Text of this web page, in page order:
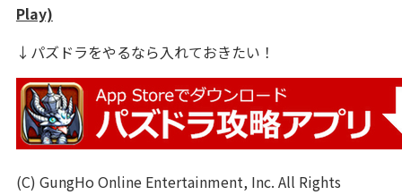
Play)
↓パズドラをやるなら入れておきたい！
(C) GungHo Online Entertainment, Inc. All Rights